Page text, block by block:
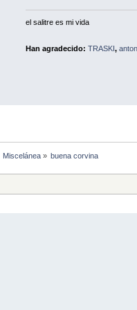
el salitre es mi vida
Han agradecido: TRASKI ,
Miscelánea » buena corvina